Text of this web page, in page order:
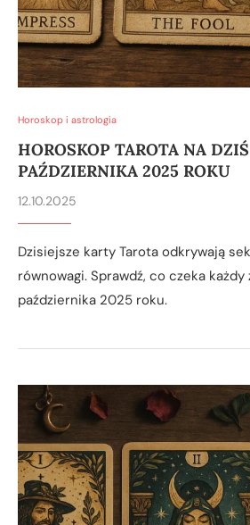
Horoskop i astrologia
HOROSKOP TAROTA NA
PAŹDZIERNIKA 2025 ROKU
12.10.2025
Dzisiejsze karty Tarota odkrywają
równowagi. Sprawdź, co czeka każdy
października 2025 roku.